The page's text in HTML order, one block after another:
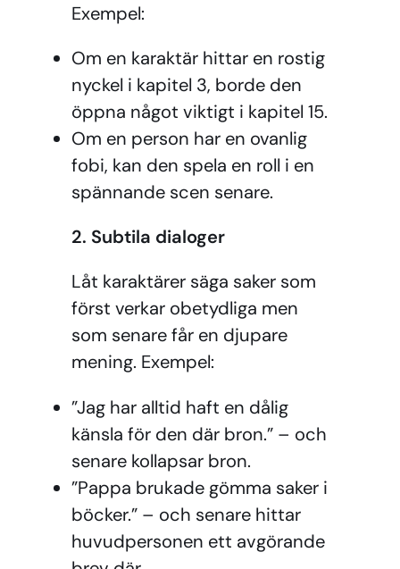
Exempel:
Om en karaktär hittar en rostig
nyckel i kapitel 3, borde den
öppna något viktigt i kapitel 15.
Om en person har en ovanlig
fobi, kan den spela en roll i en
spännande scen senare.
2. Subtila dialoger
Låt karaktärer säga saker som
först verkar obetydliga men
som senare får en djupare
mening. Exempel:
”Jag har alltid haft en dålig
känsla för den där bron.” – och
senare kollapsar bron.
”Pappa brukade gömma saker i
böcker.” – och senare hittar
huvudpersonen ett avgörande